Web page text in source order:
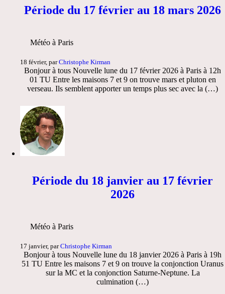
Période du 17 février au 18 mars 2026
Météo à Paris
18 février, parChristophe Kirman
Bonjour à tous Nouvelle lune du 17 février 2026 à Paris à 12h
01 TU Entre les maisons 7 et 9 on trouve mars et pluton en
verseau. Ils semblent apporter un temps plus sec avec la (…)
Période du 18 janvier au 17 février
2026
Météo à Paris
17 janvier, parChristophe Kirman
Bonjour à tous Nouvelle lune du 18 janvier 2026 à Paris à 19h
51 TU Entre les maisons 7 et 9 on trouve la conjonction Uranus
sur la MC et la conjonction Saturne-Neptune. La
culmination (…)